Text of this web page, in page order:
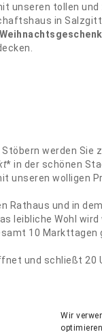
Wir
optimieren.
unseren tollen
in
werden Sie
* in der schönen
unseren wolligen
Rathaus und in
leibliche Wohl
10
und schließt 20